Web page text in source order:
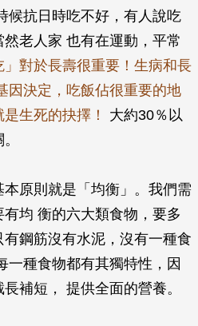
候抗日時吃不好，有人說吃
老人家 也有在運動，平常
」對於長壽很重要！生病和長
因決定，吃飯佔很重要的地
生死的抉擇！ 大約30％以
原則就是「均衡」。我們需
均 衡的六大類食物，要多
鋼筋沒有水泥，沒有一種食
一種食物都有其獨特性，因
補短， 提供全面的營養。